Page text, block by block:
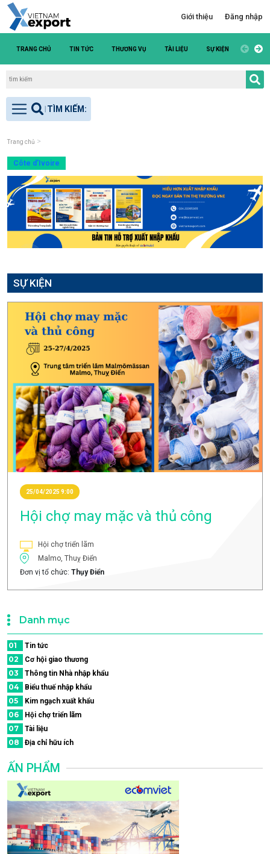
Giới thiệu Đăng nhập
TRANG CHỦ TIN TỨC THƯƠNG VỤ TÀI LIỆU SỰ KIỆN DANH
Trang chủ
Côte d’Ivoire
SỰ KIỆN
25/04/2025 9:00
Hội chợ may mặc và thủ công
Hội chợ triển lãm
Malmo, Thuỵ Điển
Đơn vị tổ chức: Thụy Điển
Danh mục
01 Tin tức
02 Cơ hội giao thương
03 Thông tin Nhà nhập khẩu
04 Biểu thuế nhập khẩu
05 Kim ngạch xuất khẩu
06 Hội chợ triển lãm
07 Tài liệu
08 Địa chỉ hữu ích
ẤN PHẨM